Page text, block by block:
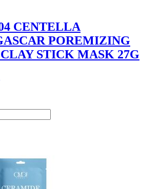
CENTELLA
POREMIZING
STICK MASK 27G